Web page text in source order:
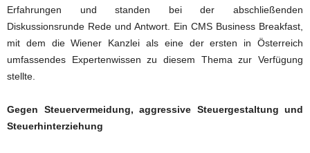
Erfahrungen und standen bei der abschließenden
Diskussionsrunde Rede und Antwort. Ein CMS Business Breakfast,
mit dem die Wiener Kanzlei als eine der ersten in Österreich
umfassendes Expertenwissen zu diesem Thema zur Verfügung
stellte.
Gegen Steuervermeidung, aggressive Steuergestaltung und
Steuerhinterziehung